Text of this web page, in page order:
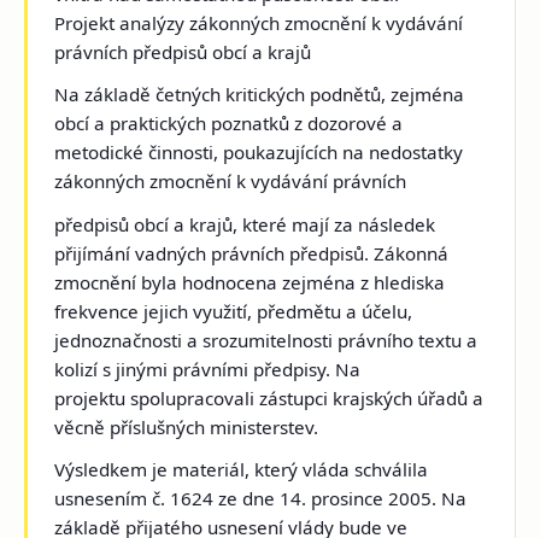
Projekt analýzy zákonných zmocnění k vydávání
právních předpisů obcí a krajů
Na základě četných kritických podnětů, zejména
obcí a praktických poznatků z dozorové a
metodické činnosti, poukazujících na nedostatky
zákonných zmocnění k vydávání právních
předpisů obcí a krajů, které mají za následek
přijímání vadných právních předpisů. Zákonná
zmocnění byla hodnocena zejména z hlediska
frekvence jejich využití, předmětu a účelu,
jednoznačnosti a srozumitelnosti právního textu a
kolizí s jinými právními předpisy. Na
projektu spolupracovali zástupci krajských úřadů a
věcně příslušných ministerstev.
Výsledkem je materiál, který vláda schválila
usnesením č. 1624 ze dne 14. prosince 2005. Na
základě přijatého usnesení vlády bude ve